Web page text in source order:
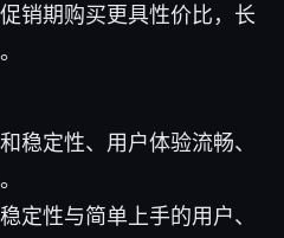
销期购买更具性价比，长
稳定性、用户体验流畅、
定性与简单上手的用户、